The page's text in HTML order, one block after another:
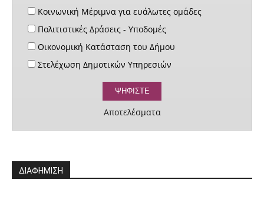
Κοινωνική Μέριμνα για ευάλωτες ομάδες
Πολιτιστικές Δράσεις - Υποδομές
Οικονομική Κατάσταση του Δήμου
Στελέχωση Δημοτικών Υπηρεσιών
Αποτελέσματα
ΔΙΑΦΗΜΙΣΗ